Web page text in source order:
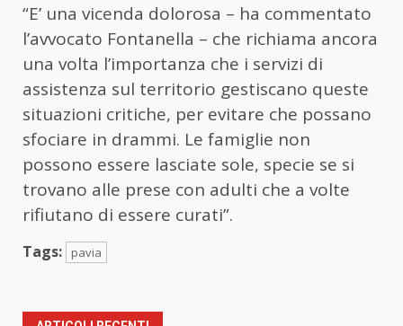
“E’ una vicenda dolorosa – ha commentato
l’avvocato Fontanella – che richiama ancora
una volta l’importanza che i servizi di
assistenza sul territorio gestiscano queste
situazioni critiche, per evitare che possano
sfociare in drammi. Le famiglie non
possono essere lasciate sole, specie se si
trovano alle prese con adulti che a volte
rifiutano di essere curati”.
Tags: pavia